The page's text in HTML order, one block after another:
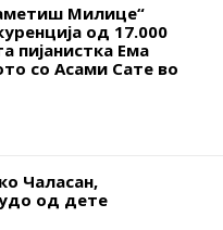
Милице“
од 17.000
пијанистка Ема
со Асами Сате во
Чаласан,
од дете